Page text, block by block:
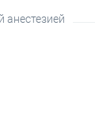
анестезией